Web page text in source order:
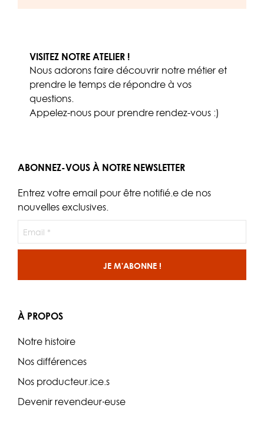
VISITEZ NOTRE ATELIER !
Nous adorons faire découvrir notre métier et
prendre le temps de répondre à vos
questions.
Appelez-nous pour prendre rendez-vous :)
ABONNEZ-VOUS À NOTRE NEWSLETTER
Entrez votre email pour être notifié.e de nos
nouvelles exclusives.
À PROPOS
Notre histoire
Nos différences
Nos producteur.ice.s
Devenir revendeur·euse